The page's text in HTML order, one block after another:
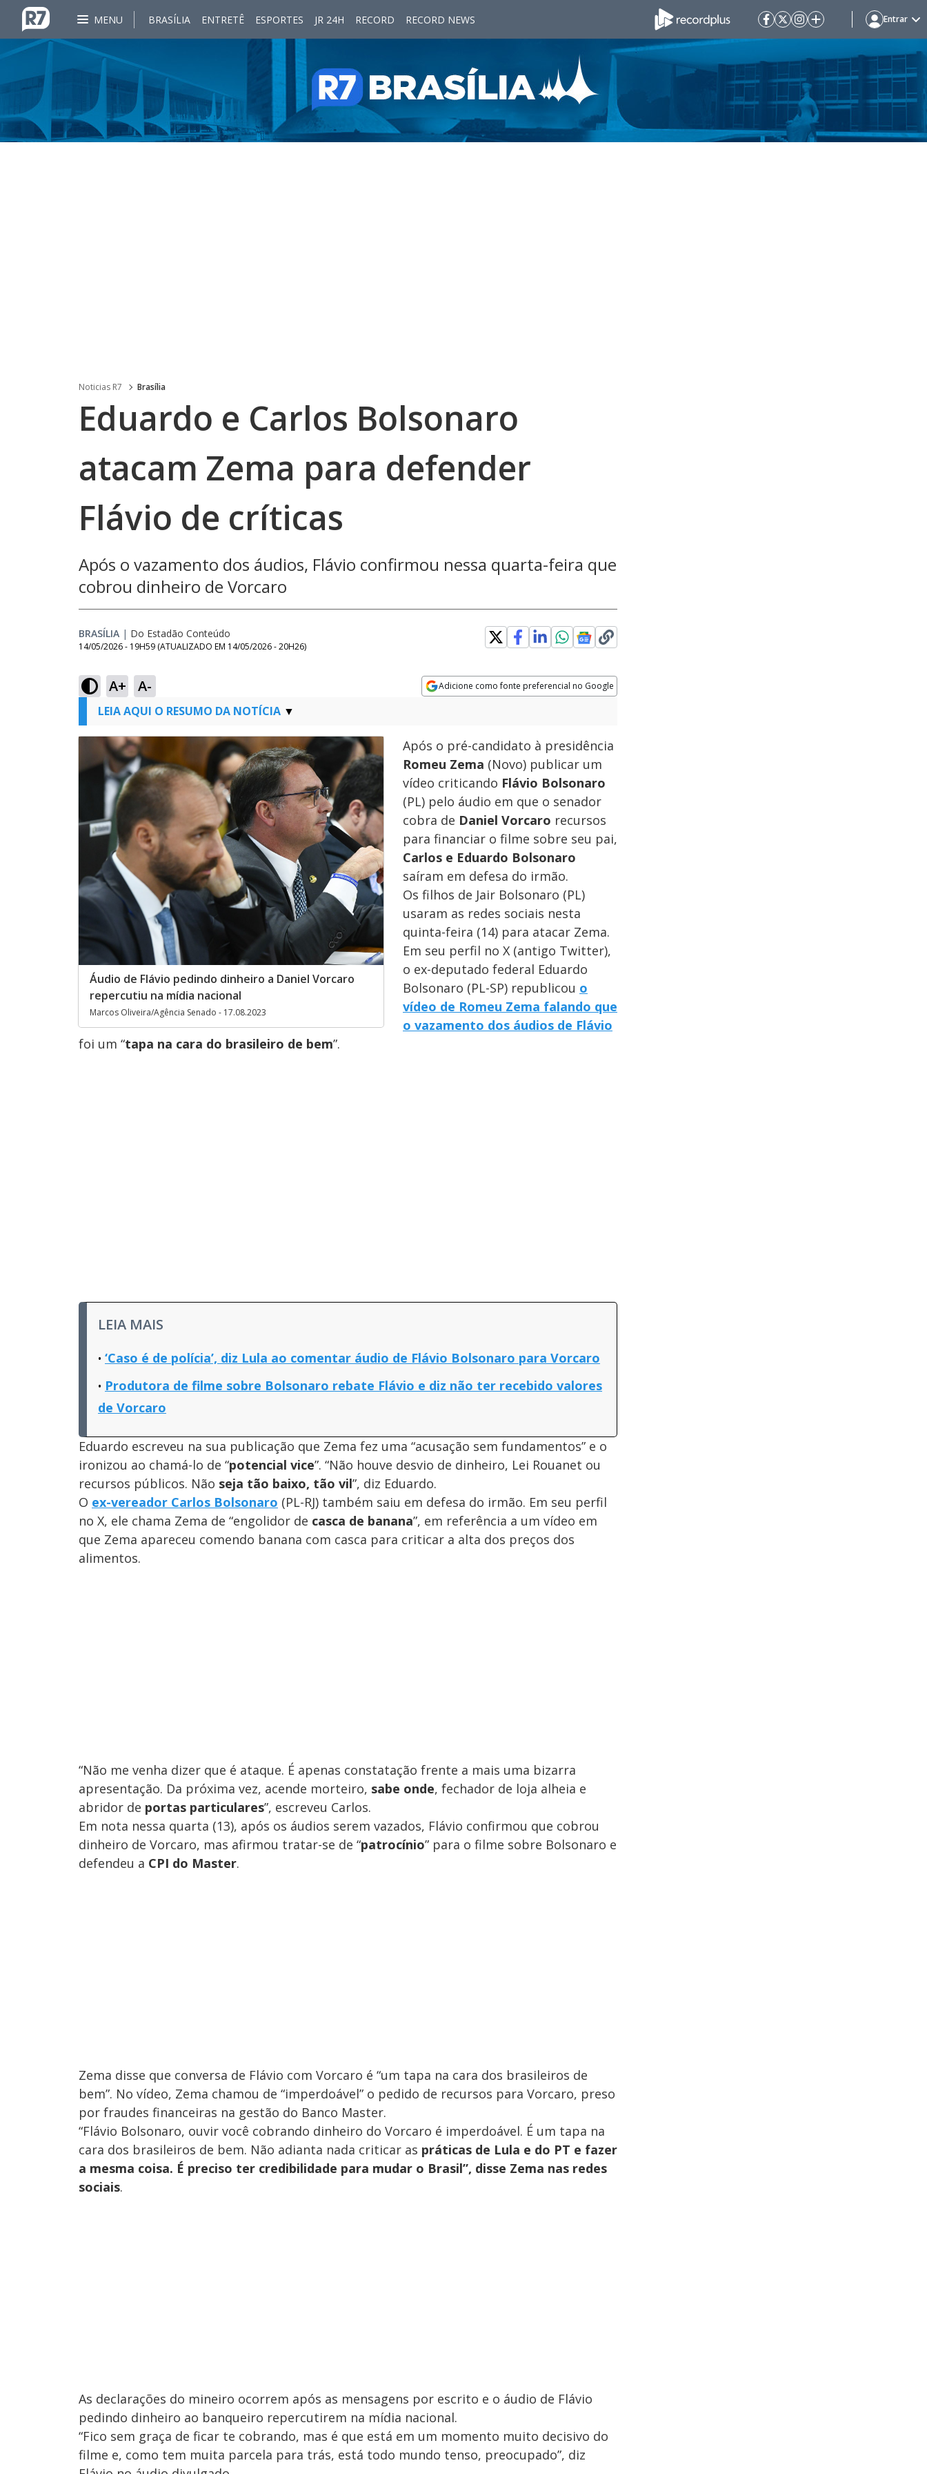
MENU BRASÍLIA ENTRETÊ ESPORTES JR 24H RECORD RECORD NEWS Entrar
Noticias R7 Brasília
Eduardo e Carlos Bolsonaro
atacam Zema para defender
Flávio de críticas
Após o vazamento dos áudios, Flávio confirmou nessa quarta-feira que
cobrou dinheiro de Vorcaro
BRASÍLIA | Do Estadão Conteúdo
14/05/2026 - 19H59 (ATUALIZADO EM 14/05/2026 - 20H26)
A+ A- Adicione como fonte preferencial no Google
LEIA AQUI O RESUMO DA NOTÍCIA
Áudio de Flávio pedindo dinheiro a Daniel Vorcaro
repercutiu na mídia nacional
Marcos Oliveira/Agência Senado - 17.08.2023
Após o pré-candidato à presidência
Romeu Zema (Novo) publicar um
vídeo criticando Flávio Bolsonaro
(PL) pelo áudio em que o senador
cobra de Daniel Vorcaro recursos
para financiar o filme sobre seu pai,
Carlos e Eduardo Bolsonaro
saíram em defesa do irmão.
Os filhos de Jair Bolsonaro (PL)
usaram as redes sociais nesta
quinta-feira (14) para atacar Zema.
Em seu perfil no X (antigo Twitter),
o ex-deputado federal Eduardo
Bolsonaro (PL-SP) republicou o
vídeo de Romeu Zema falando que
o vazamento dos áudios de Flávio
foi um “tapa na cara do brasileiro de bem”.
LEIA MAIS
‘Caso é de polícia’, diz Lula ao comentar áudio de Flávio Bolsonaro para Vorcaro
Produtora de filme sobre Bolsonaro rebate Flávio e diz não ter recebido valores
de Vorcaro
Eduardo escreveu na sua publicação que Zema fez uma “acusação sem fundamentos” e o
ironizou ao chamá-lo de “potencial vice”. “Não houve desvio de dinheiro, Lei Rouanet ou
recursos públicos. Não seja tão baixo, tão vil”, diz Eduardo.
O ex-vereador Carlos Bolsonaro (PL-RJ) também saiu em defesa do irmão. Em seu perfil
no X, ele chama Zema de “engolidor de casca de banana”, em referência a um vídeo em
que Zema apareceu comendo banana com casca para criticar a alta dos preços dos
alimentos.
“Não me venha dizer que é ataque. É apenas constatação frente a mais uma bizarra
apresentação. Da próxima vez, acende morteiro, sabe onde, fechador de loja alheia e
abridor de portas particulares”, escreveu Carlos.
Em nota nessa quarta (13), após os áudios serem vazados, Flávio confirmou que cobrou
dinheiro de Vorcaro, mas afirmou tratar-se de “patrocínio” para o filme sobre Bolsonaro e
defendeu a CPI do Master.
Zema disse que conversa de Flávio com Vorcaro é “um tapa na cara dos brasileiros de
bem”. No vídeo, Zema chamou de “imperdoável” o pedido de recursos para Vorcaro, preso
por fraudes financeiras na gestão do Banco Master.
“Flávio Bolsonaro, ouvir você cobrando dinheiro do Vorcaro é imperdoável. É um tapa na
cara dos brasileiros de bem. Não adianta nada criticar as práticas de Lula e do PT e fazer
a mesma coisa. É preciso ter credibilidade para mudar o Brasil”, disse Zema nas redes
sociais.
As declarações do mineiro ocorrem após as mensagens por escrito e o áudio de Flávio
pedindo dinheiro ao banqueiro repercutirem na mídia nacional.
“Fico sem graça de ficar te cobrando, mas é que está em um momento muito decisivo do
filme e, como tem muita parcela para trás, está todo mundo tenso, preocupado”, diz